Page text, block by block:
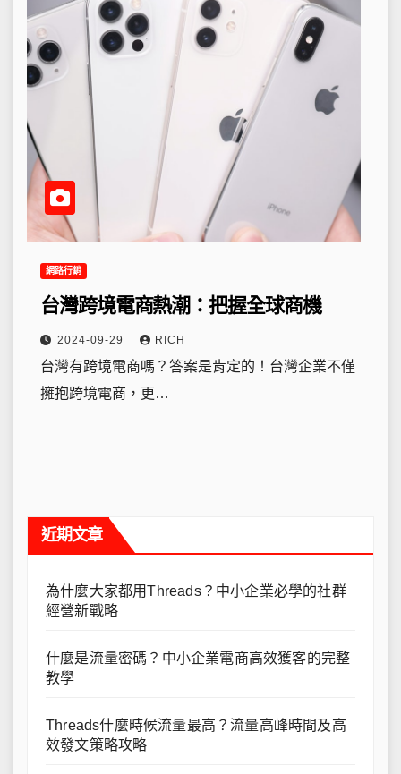
網路行銷
台灣跨境電商熱潮：把握全球商機
2024-09-29 RICH
台灣有跨境電商嗎？答案是肯定的！台灣企業不僅
擁抱跨境電商，更…
近期文章
為什麼大家都用Threads？中小企業必學的社群
經營新戰略
什麼是流量密碼？中小企業電商高效獲客的完整
教學
Threads什麼時候流量最高？流量高峰時間及高
效發文策略攻略